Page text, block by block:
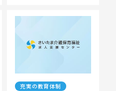
充実の教育体制